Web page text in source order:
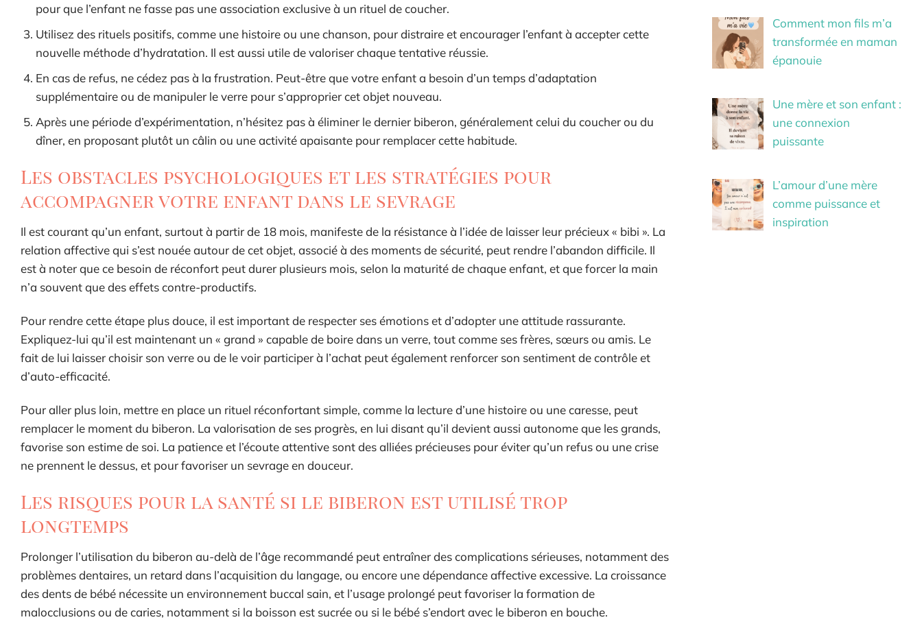
pour que l’enfant ne fasse pas une association exclusive à un rituel de coucher.
Utilisez des rituels positifs, comme une histoire ou une chanson, pour distraire et encourager l’enfant à accepter cette
nouvelle méthode d’hydratation. Il est aussi utile de valoriser chaque tentative réussie.
En cas de refus, ne cédez pas à la frustration. Peut-être que votre enfant a besoin d’un temps d’adaptation
supplémentaire ou de manipuler le verre pour s’approprier cet objet nouveau.
Après une période d’expérimentation, n’hésitez pas à éliminer le dernier biberon, généralement celui du coucher ou du
dîner, en proposant plutôt un câlin ou une activité apaisante pour remplacer cette habitude.
Les obstacles psychologiques et les stratégies pour
accompagner votre enfant dans le sevrage
Il est courant qu’un enfant, surtout à partir de 18 mois, manifeste de la résistance à l’idée de laisser leur précieux « bibi ». La
relation affective qui s’est nouée autour de cet objet, associé à des moments de sécurité, peut rendre l’abandon difficile. Il
est à noter que ce besoin de réconfort peut durer plusieurs mois, selon la maturité de chaque enfant, et que forcer la main
n’a souvent que des effets contre-productifs.
Pour rendre cette étape plus douce, il est important de respecter ses émotions et d’adopter une attitude rassurante.
Expliquez-lui qu’il est maintenant un « grand » capable de boire dans un verre, tout comme ses frères, sœurs ou amis. Le
fait de lui laisser choisir son verre ou de le voir participer à l’achat peut également renforcer son sentiment de contrôle et
d’auto-efficacité.
Pour aller plus loin, mettre en place un rituel réconfortant simple, comme la lecture d’une histoire ou une caresse, peut
remplacer le moment du biberon. La valorisation de ses progrès, en lui disant qu’il devient aussi autonome que les grands,
favorise son estime de soi. La patience et l’écoute attentive sont des alliées précieuses pour éviter qu’un refus ou une crise
ne prennent le dessus, et pour favoriser un sevrage en douceur.
Les risques pour la santé si le biberon est utilisé trop
longtemps
Prolonger l’utilisation du biberon au-delà de l’âge recommandé peut entraîner des complications sérieuses, notamment des
problèmes dentaires, un retard dans l’acquisition du langage, ou encore une dépendance affective excessive. La croissance
des dents de bébé nécessite un environnement buccal sain, et l’usage prolongé peut favoriser la formation de
malocclusions ou de caries, notamment si la boisson est sucrée ou si le bébé s’endort avec le biberon en bouche.
Comment mon fils m’a
transformée en maman
épanouie
Une mère et son enfant :
une connexion
puissante
L’amour d’une mère
comme puissance et
inspiration